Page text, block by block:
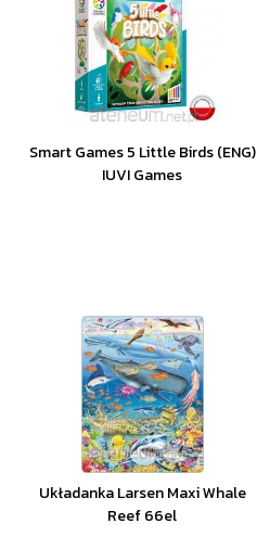
Smart Games 5 Little Birds (ENG)
IUVI Games
Układanka Larsen Maxi Whale
Reef 66el